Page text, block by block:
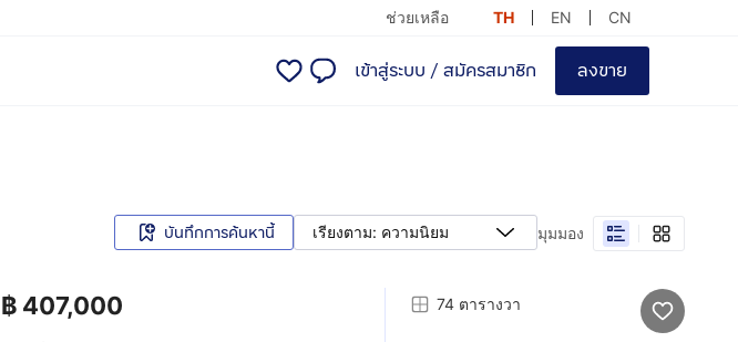
ช่วยเหลือ TH EN CN
เข้าสู่ระบบ / สมัครสมาชิก ลงขาย
บันทึกการค้นหานี้ เรียงตาม: ความนิยม มุมมอง
฿ 407,000 74 ตารางวา